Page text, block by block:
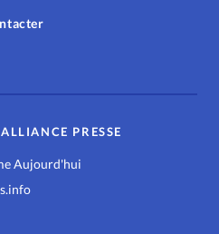
PRESSE
Aujourd'hui